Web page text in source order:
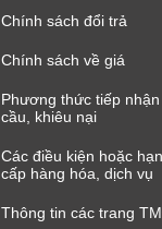
Chính sách đổi trả
Chính sách về giá
Phương thức tiếp
cầu, khiêu nại
Các điều kiện hoặc
cấp hàng hóa, dịch vụ
Thông tin các trang